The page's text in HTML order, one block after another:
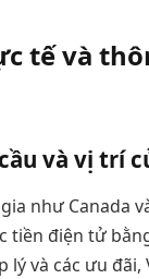
tế và
và vị trí
như Canada
tiền điện tử
lý và các ưu đãi,